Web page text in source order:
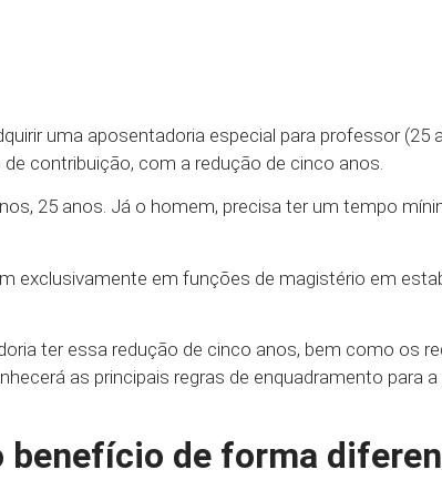
uma aposentadoria especial para professor (25
contribuição, com a redução de cinco anos.
25 anos. Já o homem, precisa ter um tempo
exclusivamente em funções de magistério em
ter essa redução de cinco anos, bem como os
as principais regras de enquadramento para
benefício de forma